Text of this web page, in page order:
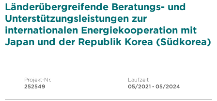
Länderübergreifende Beratungs- und
Unterstützungsleistungen zur
internationalen Energiekooperation mit
Japan und der Republik Korea (Südkorea)
Projekt-Nr.
252549
Laufzeit
05/2021 - 05/2024